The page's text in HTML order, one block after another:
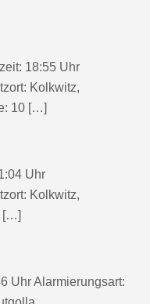
18:55 Uhr
Kolkwitz,
10 […]
Uhr
Kolkwitz,
[…]
Uhr Alarmierungsart: